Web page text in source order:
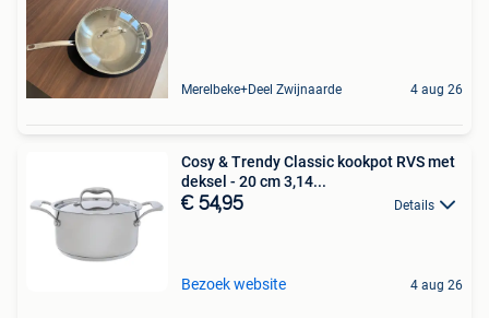
Merelbeke+Deel Zwijnaarde 4 aug 26
Cosy & Trendy Classic kookpot RVS met
deksel - 20 cm 3,14...
€ 54,95 Details
Bezoek website 4 aug 26